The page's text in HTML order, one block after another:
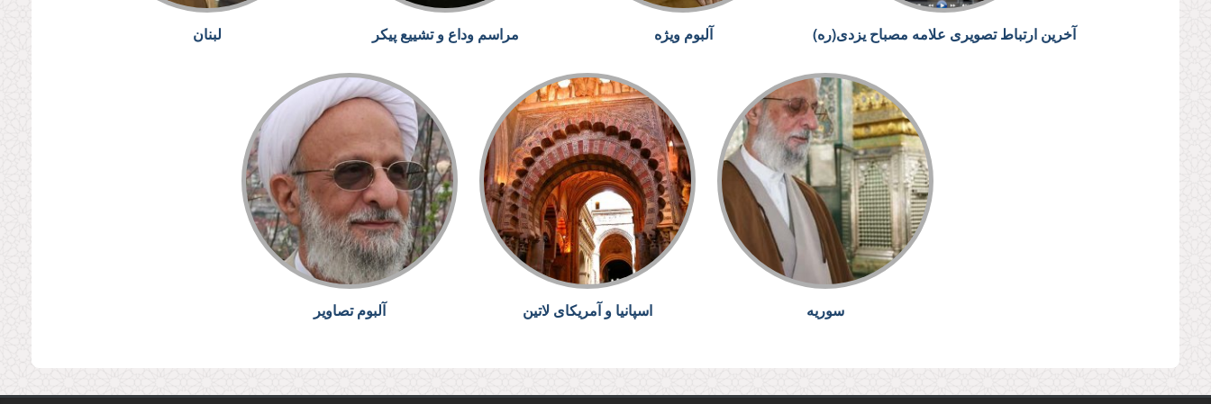
آخرین ارتباط تصویری علامه مصباح یزدی(ره) آلبوم ویژه مراسم وداع و تشییع پیکر لبنان
سوریه اسپانیا و آمریکای لاتین آلبوم تصاویر